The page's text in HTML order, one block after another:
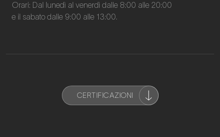
Orari: Dal lunedì al venerdì dalle 8:00 alle 20:00
e il sabato dalle 9:00 alle 13:00.
CERTIFICAZIONI